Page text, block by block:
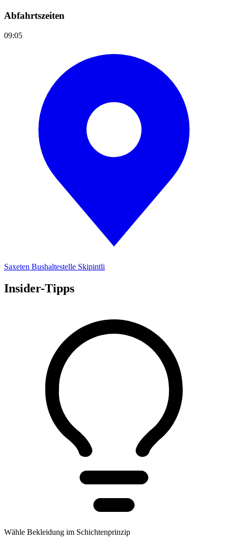
Abfahrtszeiten
09:05
Saxeten Bushaltestelle Skipintli
Insider-Tipps
Wähle Bekleidung im Schichtenprinzip